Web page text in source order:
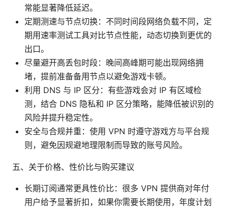
常能显著降低延迟。
定期测速与节点切换：不同时间段网络负载不同，定
期用速率测试工具对比节点性能，动态切换到更优的
出口。
尽量避开高丢包时段：晚间高峰期可能出现网络拥
堵，提前准备备用节点以避免游戏卡顿。
利用 DNS 与 IP 区分：有些游戏会对 IP 有区域检
测，结合 DNS 隐私和 IP 区分策略，能降低被识别的
风险并提升稳定性。
安全与合规并重：使用 VPN 时遵守游戏方与平台规
则，避免因规避地理限制而导致的账号风险。
五、关于价格、性价比与购买建议
长期订阅通常更具性价比：很多 VPN 提供商对年付
用户给予显著折扣，如果你需要长期使用，年度计划